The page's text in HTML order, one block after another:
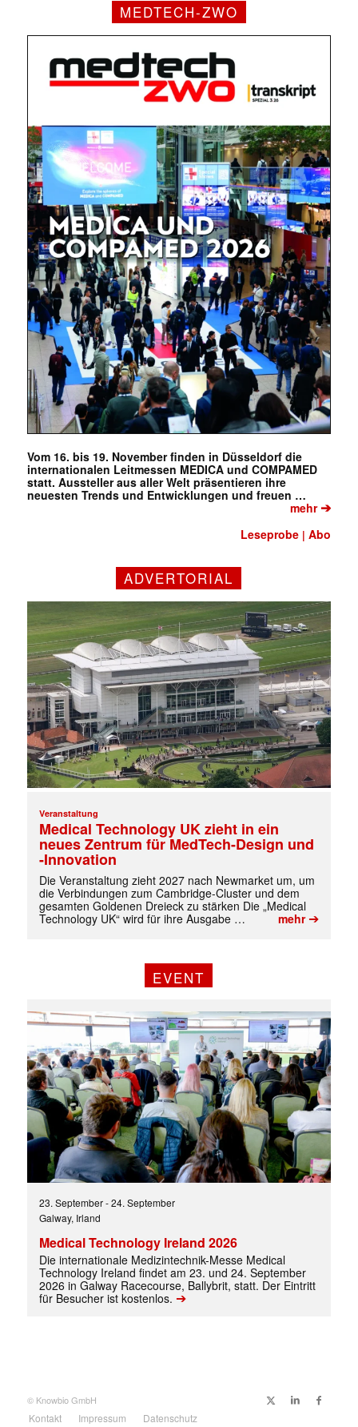
MEDTECH-ZWO
Vom 16. bis 19. November finden in Düsseldorf die
internationalen Leitmessen MEDICA und COMPAMED
statt. Aussteller aus aller Welt präsentieren ihre
neuesten Trends und Entwicklungen und freuen …
mehr➔
Leseprobe |Abo
ADVERTORIAL
Veranstaltung
Medical Technology UK zieht in ein
neues Zentrum für MedTech-Design und
-Innovation
Die Veranstaltung zieht 2027 nach Newmarket um, um
die Verbindungen zum Cambridge-Cluster und dem
gesamten Goldenen Dreieck zu stärken Die „Medical
Technology UK“ wird für ihre Ausgabe …
mehr➔
EVENT
23. September-24. September
Galway, Irland
Medical Technology Ireland 2026
Die internationale Medizintechnik-Messe Medical
Technology Ireland findet am 23. und 24. September
2026 in Galway Racecourse, Ballybrit, statt. Der Eintritt
für Besucher ist kostenlos. ➔
© Knowbio GmbH
Kontakt Impressum Datenschutz